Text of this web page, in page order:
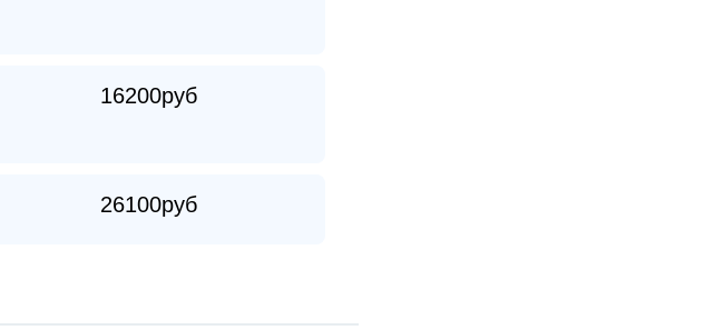
16200руб
26100руб